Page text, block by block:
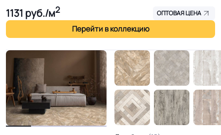
1131 руб./м2 ОПТОВАЯ ЦЕНА
Перейти в коллекцию